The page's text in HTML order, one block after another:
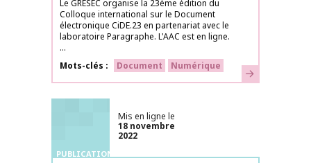
Le GRESEC organise la 23ème édition du
Colloque international sur le Document
électronique CiDE.23 en partenariat avec le
laboratoire Paragraphe. L'AAC est en ligne.
...
Mots-clés
Document Numérique En savoir plus
PUBLICATIONS
Mis en ligne le
18 novembre
2022